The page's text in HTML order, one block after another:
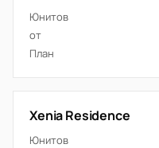
Юнитов
от
План
Xenia Residence
Юнитов